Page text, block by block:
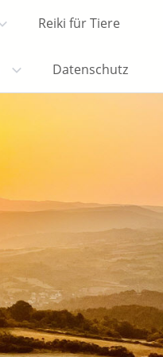
Reiki für Tiere
Datenschutz